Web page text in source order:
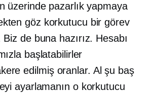
üzerinde pazarlık yapmaya
göz korkutucu bir görev
de buna hazırız. Hesabı
başlatabilirler
edilmişoranlar. Al şu baş
ayarlamanın o korkutucu